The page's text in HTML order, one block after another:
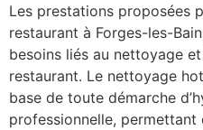
Les prestations proposées
restaurant à Forges-les-
besoins liés au nettoyage
restaurant. Le nettoyage
base de toute démarche
professionnelle, permettant